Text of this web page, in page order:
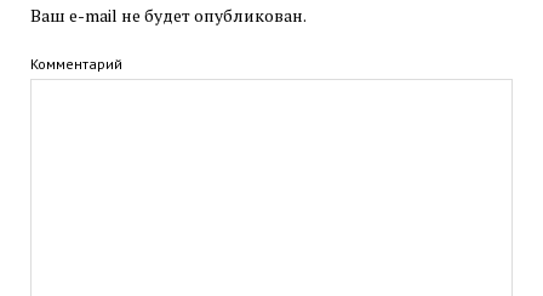
Ваш e-mail не будет опубликован.
Комментарий